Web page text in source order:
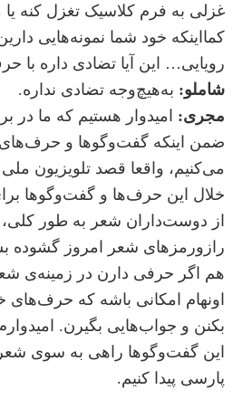
غزلی به فرم کلاسیک تغزل کنه یا
کمااینکه خود شما نمونه‌هایی
رویایی… این آیا تضادی داره با
شاملو: به‌هیچ‌وجه تضادی نداره.
مجری: امیدوار هستیم که ما در
ضمن اینکه گفت‌و‌گوها و حرف‌های
می‌کنیم، واقعا قصد تلویزیون
خلال این حرف‌ها و گفت‌و‌گوها
از دوست‌داران شعر به طور کلی،
راز‌و‌رمزهای شعر امروز گشوده
هم اگر حرفی دارن در زمینه‌ی
اونهام امکانی باشه که
بکنن و جواب‌هایی بگیرن.
این گفت‌و‌گوها راهی به سوی شعر
پارسی پیدا کنیم.